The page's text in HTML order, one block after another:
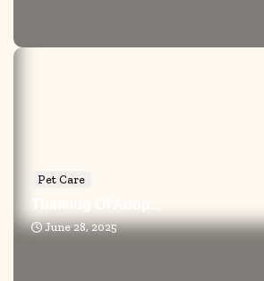
Pet Care
Thinking Of Adop...
June 28, 2025